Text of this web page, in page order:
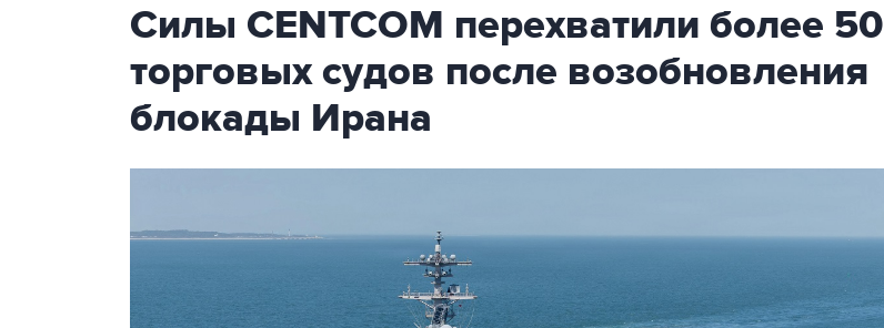
Силы CENTCOM перехватили более 50
торговых судов после возобновления
блокады Ирана